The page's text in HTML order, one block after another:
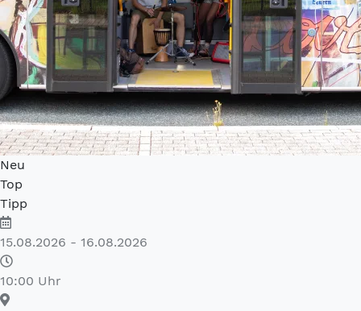
Neu
Top
Tipp
15.08.2026 - 16.08.2026
10:00 Uhr